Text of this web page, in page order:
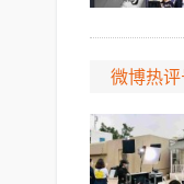
微博热